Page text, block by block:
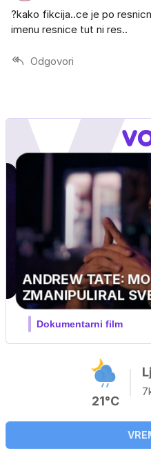
?kako fikcija..ce je po
imenu resnice tut ni res..
Odgovori
21°C